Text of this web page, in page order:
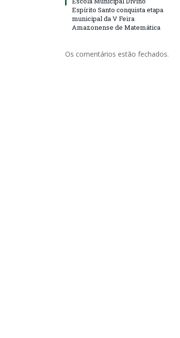
Espírito Santo conquista etapa
municipal da V Feira
Amazonense de Matemática
Os comentários estão fechados.